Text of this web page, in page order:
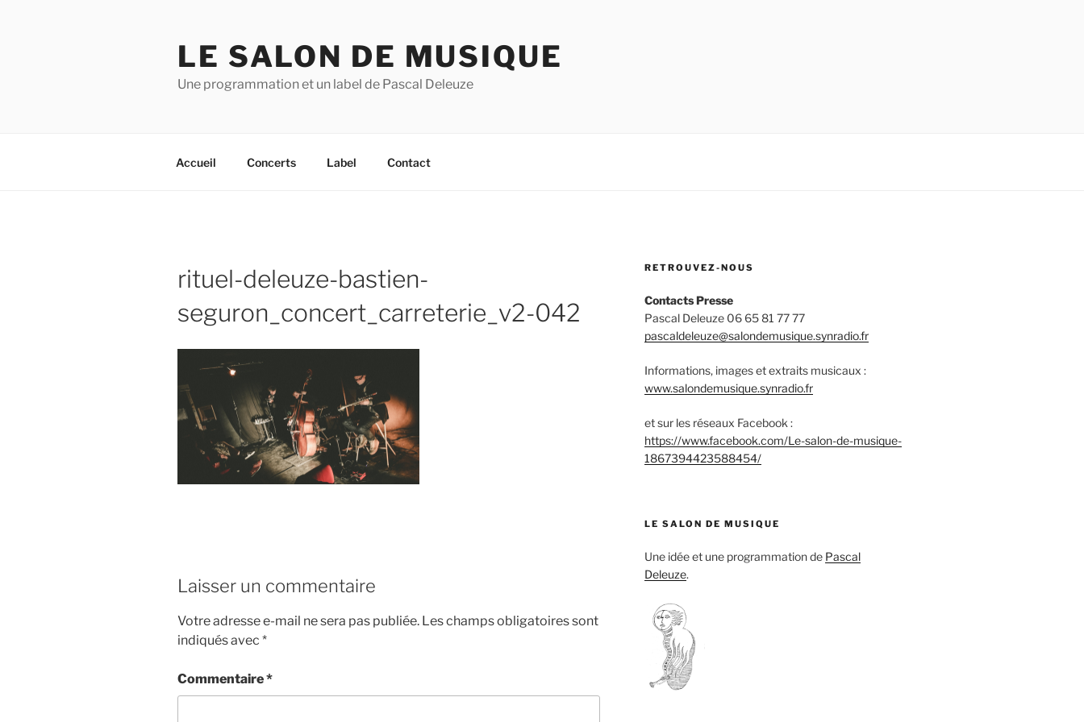
LE SALON DE MUSIQUE
Une programmation et un label de Pascal Deleuze
Accueil Concerts Label Contact
rituel-deleuze-bastien-
seguron_concert_carreterie_v2-042
Laisser un commentaire
Votre adresse e-mail ne sera pas publiée. Les champs obligatoires sont
indiqués avec *
Commentaire*
RETROUVEZ-NOUS
Contacts Presse
Pascal Deleuze 06 65 81 77 77
pascaldeleuze@salondemusique.synradio.fr
Informations, images et extraits musicaux :
www.salondemusique.synradio.fr
et sur les réseaux Facebook :
https://www.facebook.com/Le-salon-de-musique-
1867394423588454/
LE SALON DE MUSIQUE
Une idée et une programmation de Pascal
Deleuze.